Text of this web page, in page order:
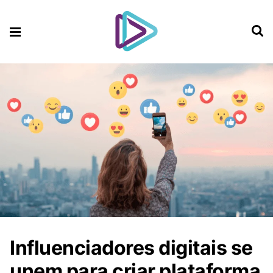
Influenciadores digitais se